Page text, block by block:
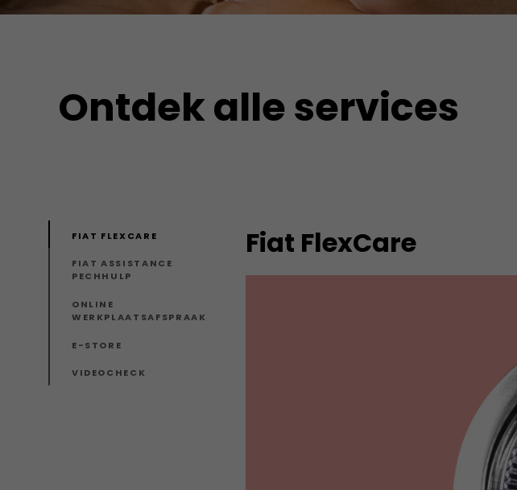
Ontdek alle services
FIAT FLEXCARE
FIAT ASSISTANCE
PECHHULP
ONLINE
WERKPLAATSAFSPRAAK
E-STORE
VIDEOCHECK
Fiat FlexCare